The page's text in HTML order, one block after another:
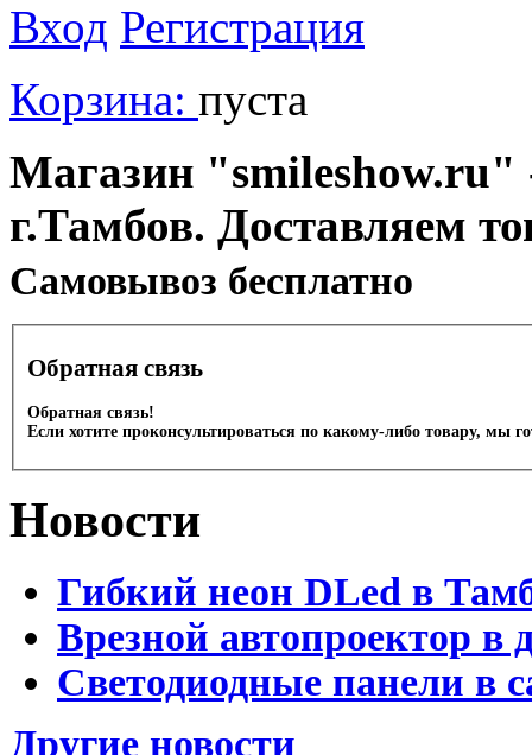
Вход Регистрация
Корзина: пуста
Магазин "smileshow.ru"
г.Тамбов. Доставляем
Cамовывоз бесплатно
Обратная связь
Обратная связь!
Если хотите проконсультироваться по какому-либо товару, мы
Новости
Гибкий неон DLed в
Врезной автопроектор в
Светодиодные панели в
Другие новости